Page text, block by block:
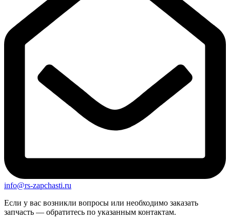
info@rs-zapchasti.ru
Если у вас возникли вопросы или необходимо заказать
запчасть — обратитесь по указанным контактам.